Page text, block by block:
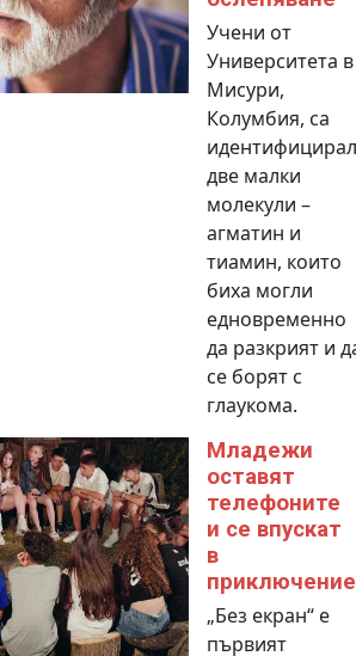
Учени от
Университета в
Мисури,
Колумбия, са
две малки
молекули –
агматин и
тиамин, които
биха могли
едновременно
да разкрият и
се борят с
глаукома.
Младежи
оставят
телефоните
и се впускат
в
приключение
„Без екран“ е
първият